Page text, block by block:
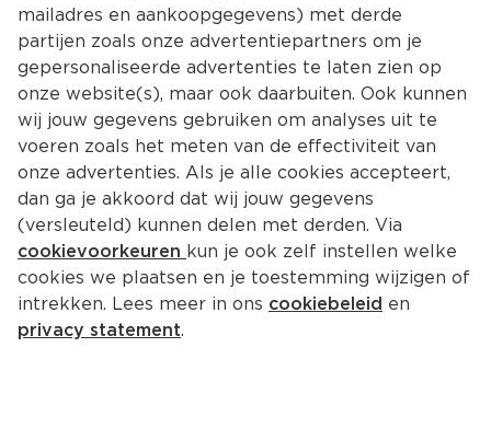
mailadres en aankoopgegevens) met derde
partijen zoals onze advertentiepartners om je
gepersonaliseerde advertenties te laten zien op
onze website(s), maar ook daarbuiten. Ook kunnen
wij jouw gegevens gebruiken om analyses uit te
voeren zoals het meten van de effectiviteit van
onze advertenties. Als je alle cookies accepteert,
dan ga je akkoord dat wij jouw gegevens
(versleuteld) kunnen delen met derden. Via
cookievoorkeuren kun je ook zelf instellen welke
cookies we plaatsen en je toestemming wijzigen of
intrekken. Lees meer in ons cookiebeleid en
privacy statement.